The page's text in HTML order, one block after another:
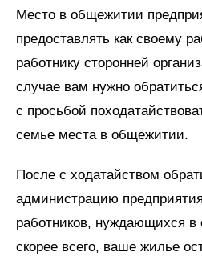
Место в общежитии
предоставлять как своему
работнику сторонней
случае вам нужно
с просьбой
семье места в общежитии.
После с ходатайством
администрацию
работников, нуждающихся
скорее всего, ваше жилье